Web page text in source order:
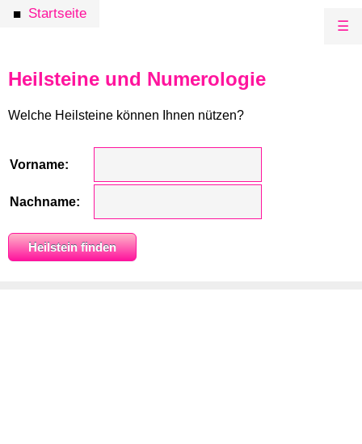
■ Startseite
☰
Heilsteine und Numerologie
Welche Heilsteine können Ihnen nützen?
Vorname:
Nachname: